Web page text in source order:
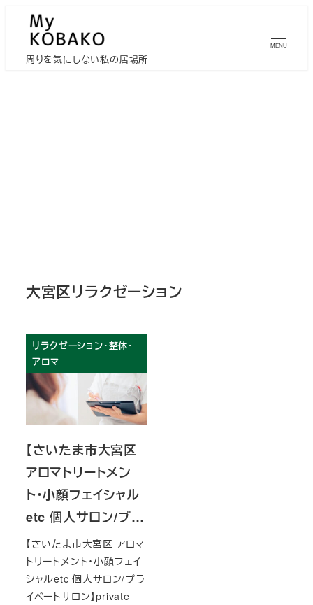
周りを気にしない私の居場所
MENU
大宮区リラクゼーション
リラクゼーション・整体・
アロマ
【さいたま市大宮区
アロマトリートメン
ト・小顔フェイシャル
etc 個人サロン/プ…
【さいたま市大宮区 アロマ
トリートメント・小顔フェイ
シャルetc 個人サロン/プラ
イベートサロン】private